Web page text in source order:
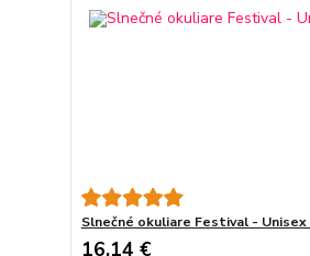
Slnečné okuliare Festival -
16,14 €